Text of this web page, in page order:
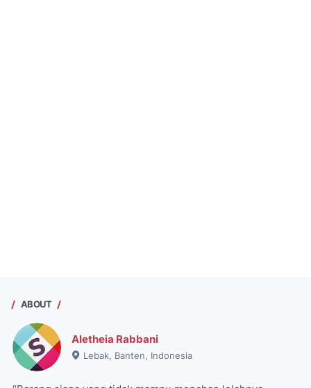
ABOUT
Aletheia Rabbani
Lebak, Banten, Indonesia